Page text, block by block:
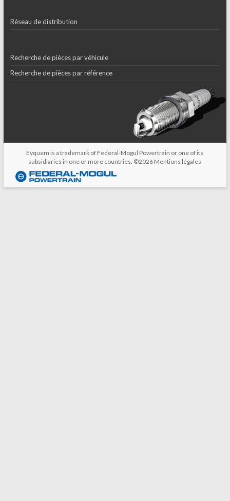
Réseau de distribution
Recherche de pièces par véhicule
Recherche de pièces par référence
Eyquem is a trademark of Federal-Mogul Powertrain or one of its
subsidiaries in one or more countries. ©2026 Mentions légales